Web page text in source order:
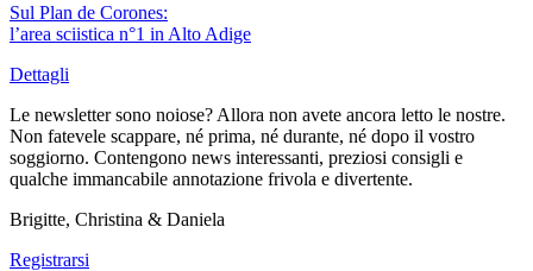
Sul Plan de Corones:
l’area sciistica n°1 in Alto Adige
Dettagli
Le newsletter sono noiose? Allora non avete ancora letto le nostre.
Non fatevele scappare, né prima, né durante, né dopo il vostro
soggiorno. Contengono news interessanti, preziosi consigli e
qualche immancabile annotazione frivola e divertente.
Brigitte, Christina & Daniela
Registrarsi